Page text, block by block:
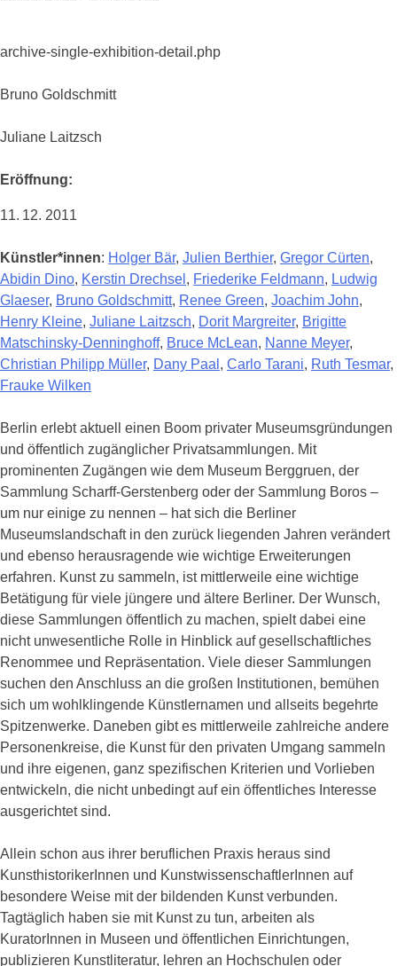
archive-single-exhibition-detail.php
Bruno Goldschmitt
Juliane Laitzsch
Eröffnung:
11. 12. 2011
Künstler*innen: Holger Bär, Julien Berthier, Gregor Cürten,
Abidin Dino, Kerstin Drechsel , Friederike Feldmann, Ludwig
Glaeser, Bruno Goldschmitt, Renee Green, Joachim John,
Henry Kleine, Juliane Laitzsch, Dorit Margreiter, Brigitte
Matschinsky-Denninghoff, Bruce McLean, Nanne Meyer,
Christian Philipp Müller, Dany Paal , Carlo Tarani, Ruth Tesmar,
Frauke Wilken
Berlin erlebt aktuell einen Boom privater Museumsgründungen
und öffentlich zugänglicher Privatsammlungen. Mit
prominenten Zugängen wie dem Museum Berggruen, der
Sammlung Scharff-Gerstenberg oder der Sammlung Boros –
um nur einige zu nennen – hat sich die Berliner
Museumslandschaft in den zurück liegenden Jahren verändert
und ebenso herausragende wie wichtige Erweiterungen
erfahren. Kunst zu sammeln, ist mittlerweile eine wichtige
Betätigung für viele jüngere und ältere Berliner. Der Wunsch,
diese Sammlungen öffentlich zu machen, spielt dabei eine
nicht unwesentliche Rolle in Hinblick auf gesellschaftliches
Renommee und Repräsentation. Viele dieser Sammlungen
suchen den Anschluss an die großen Institutionen, bemühen
sich um wohlklingende Künstlernamen und allseits begehrte
Spitzenwerke. Daneben gibt es mittlerweile zahlreiche andere
Personenkreise, die Kunst für den privaten Umgang sammeln
und ihre eigenen, ganz spezifischen Kriterien und Vorlieben
entwickeln, die nicht unbedingt auf ein öffentliches Interesse
ausgerichtet sind.
Allein schon aus ihrer beruflichen Praxis heraus sind
KunsthistorikerInnen und KunstwissenschaftlerInnen auf
besondere Weise mit der bildenden Kunst verbunden.
Tagtäglich haben sie mit Kunst zu tun, arbeiten als
KuratorInnen in Museen und öffentlichen Einrichtungen,
publizieren Kunstliteratur, lehren an Hochschulen oder